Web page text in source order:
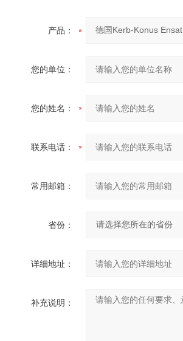
产品：
您的单位：
您的姓名：
联系电话：
常用邮箱：
省份：
详细地址：
补充说明：